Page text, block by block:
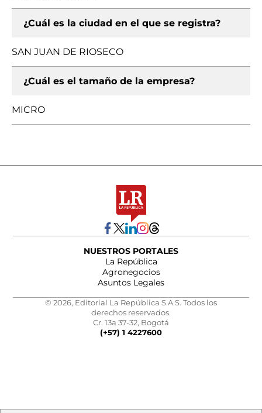
¿Cuál es la ciudad en el que se registra?
SAN JUAN DE RIOSECO
¿Cuál es el tamaño de la empresa?
MICRO
NUESTROS PORTALES
La República
Agronegocios
Asuntos Legales
© 2026, Editorial La República S.A.S. Todos los
derechos reservados.
Cr. 13a 37-32, Bogotá
(+57) 1 4227600